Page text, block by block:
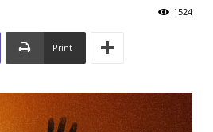
1524
Print